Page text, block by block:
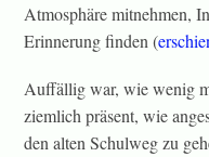
Atmosphäre mitnehmen,
Erinnerung finden (
Auffällig war, wie wenig
ziemlich präsent, wie
den alten Schulweg zu